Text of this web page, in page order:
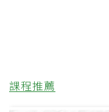
課程推薦